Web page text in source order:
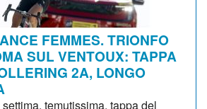
FEMMES. TRIONFO
SUL VENTOUX: TAPPA
2A, LONGO
temutissima, tappa del